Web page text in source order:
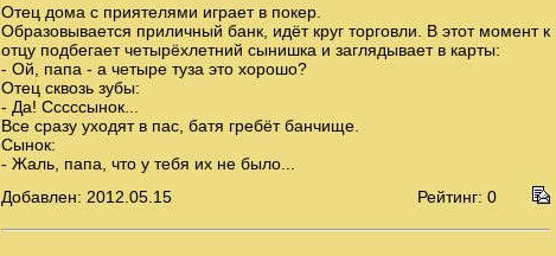
Отец дома с приятелями играет в покер.
Образовывается приличный банк, идёт круг торговли. В этот момент к
отцу подбегает четырёхлетний сынишка и заглядывает в карты:
- Ой, папа - а четыре туза это хорошо?
Отец сквозь зубы:
- Да! Сссссынок...
Все сразу уходят в пас, батя гребёт банчище.
Сынок:
- Жаль, папа, что у тебя их не было...
Добавлен: 2012.05.15
Рейтинг: 0